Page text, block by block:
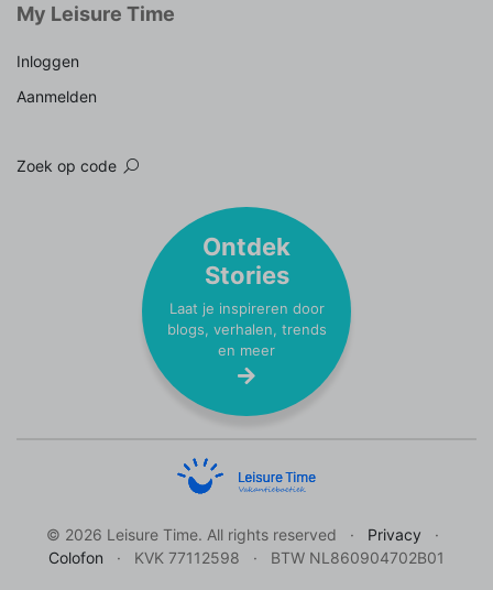
My Leisure Time
Inloggen
Aanmelden
Zoek op code
Ontdek
Stories
Laat je inspireren door
blogs, verhalen, trends
en meer
© 2026 Leisure Time. All rights reserved
Privacy
Colofon
KVK 77112598 BTW NL860904702B01